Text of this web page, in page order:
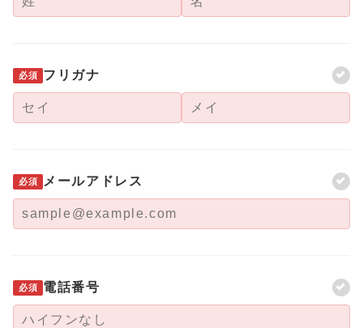
必須 フリガナ
必須 メールアドレス
必須 電話番号